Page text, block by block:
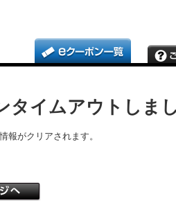
イムアウトしまし
報がクリアされます。